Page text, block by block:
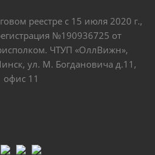
реестре с 15 июля 2020 г.,
№190936725 от
ЧТУП «ОллВижн»,
ул. М. Богдановича д.11,
офис 11